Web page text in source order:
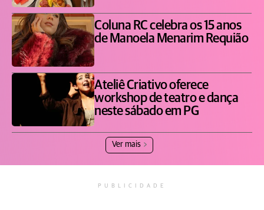
Coluna RC celebra os 15 anos
de Manoela Menarim Requião
Ateliê Criativo oferece
workshop de teatro e dança
neste sábado em PG
Ver mais
PUBLICIDADE